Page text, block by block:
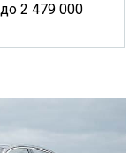
2 479 000